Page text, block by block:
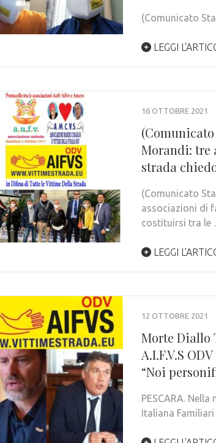
LEGGI
16 OTTOBRE 2021
(Comunicato
Morandi: tre
strada
(Comunicato
associazioni di
costituirsi tra le
LEGGI
12 OTTOBRE 2021
Morte Diallo
A.I.F.V.S
“Noi
PESCARA.
Italiana